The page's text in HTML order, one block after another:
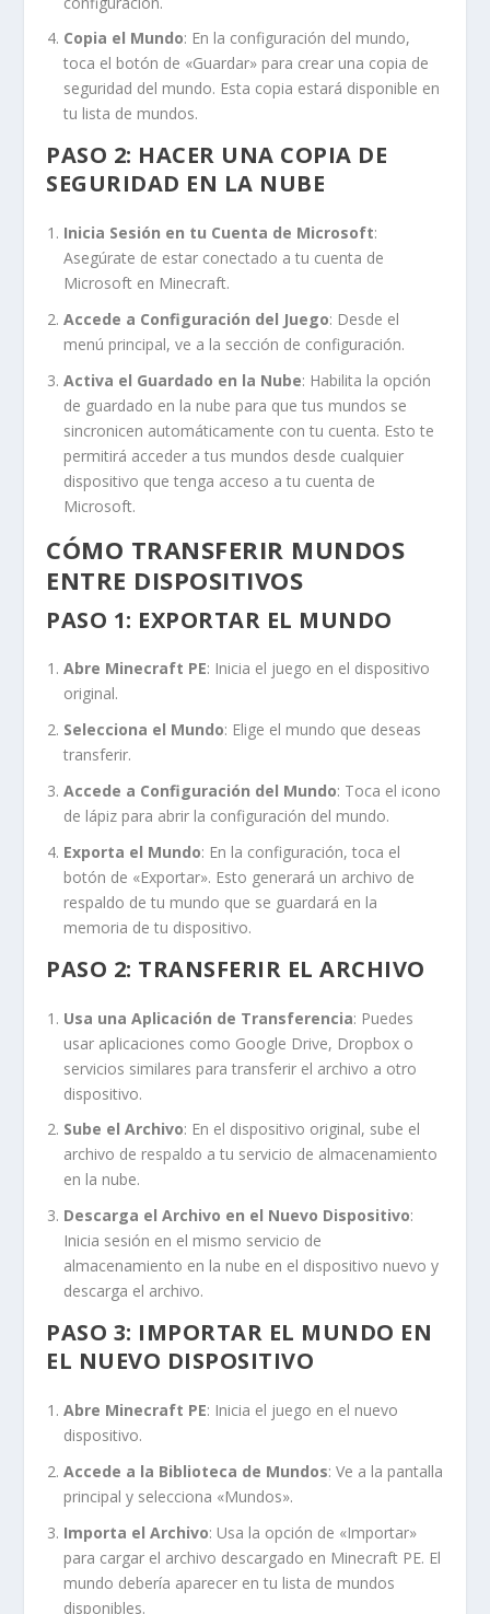
Copia el Mundo: En la configuración del mundo,
toca el botón de «Guardar» para crear una copia de
seguridad del mundo. Esta copia estará disponible en
tu lista de mundos.
PASO 2: HACER UNA COPIA DE
SEGURIDAD EN LA NUBE
Inicia Sesión en tu Cuenta de Microsoft:
Asegúrate de estar conectado a tu cuenta de
Microsoft en Minecraft.
Accede a Configuración del Juego: Desde el
menú principal, ve a la sección de configuración.
Activa el Guardado en la Nube: Habilita la opción
de guardado en la nube para que tus mundos se
sincronicen automáticamente con tu cuenta. Esto te
permitirá acceder a tus mundos desde cualquier
dispositivo que tenga acceso a tu cuenta de
Microsoft.
CÓMO TRANSFERIR MUNDOS
ENTRE DISPOSITIVOS
PASO 1: EXPORTAR EL MUNDO
Abre Minecraft PE: Inicia el juego en el dispositivo
original.
Selecciona el Mundo: Elige el mundo que deseas
transferir.
Accede a Configuración del Mundo: Toca el icono
de lápiz para abrir la configuración del mundo.
Exporta el Mundo: En la configuración, toca el
botón de «Exportar». Esto generará un archivo de
respaldo de tu mundo que se guardará en la
memoria de tu dispositivo.
PASO 2: TRANSFERIR EL ARCHIVO
Usa una Aplicación de Transferencia: Puedes
usar aplicaciones como Google Drive, Dropbox o
servicios similares para transferir el archivo a otro
dispositivo.
Sube el Archivo: En el dispositivo original, sube el
archivo de respaldo a tu servicio de almacenamiento
en la nube.
Descarga el Archivo en el Nuevo Dispositivo:
Inicia sesión en el mismo servicio de
almacenamiento en la nube en el dispositivo nuevo y
descarga el archivo.
PASO 3: IMPORTAR EL MUNDO EN
EL NUEVO DISPOSITIVO
Abre Minecraft PE: Inicia el juego en el nuevo
dispositivo.
Accede a la Biblioteca de Mundos: Ve a la pantalla
principal y selecciona «Mundos».
Importa el Archivo: Usa la opción de «Importar»
para cargar el archivo descargado en Minecraft PE. El
mundo debería aparecer en tu lista de mundos
disponibles.